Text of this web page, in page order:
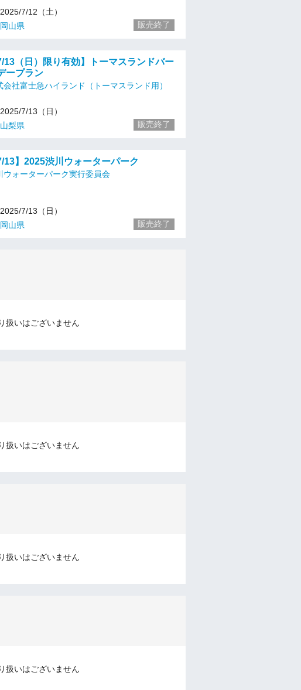
2025/7/12（土）
岡山県
販売終了
13（日）限り有効】トーマスランドバー
ープラン
会社富士急ハイランド（トーマスランド用）
2025/7/13（日）
山梨県
販売終了
13】2025渋川ウォーターパーク
ウォーターパーク実行委員会
2025/7/13（日）
岡山県
販売終了
扱いはございません
扱いはございません
扱いはございません
扱いはございません